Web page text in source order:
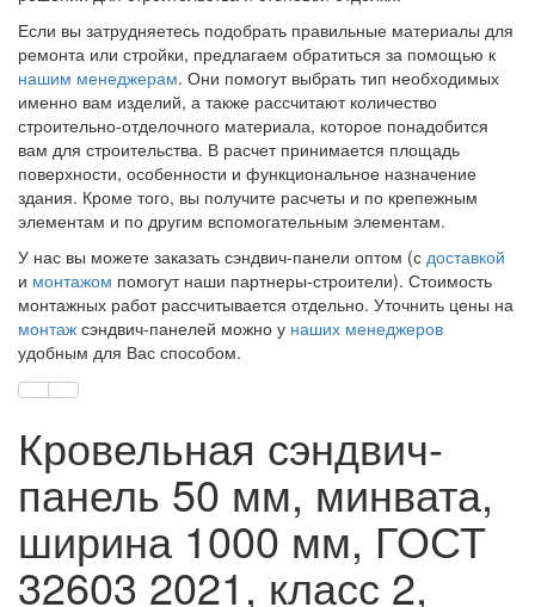
Если вы затрудняетесь подобрать правильные материалы для
ремонта или стройки, предлагаем обратиться за помощью к
нашим менеджерам. Они помогут выбрать тип необходимых
именно вам изделий, а также рассчитают количество
строительно-отделочного материала, которое понадобится
вам для строительства. В расчет принимается площадь
поверхности, особенности и функциональное назначение
здания. Кроме того, вы получите расчеты и по крепежным
элементам и по другим вспомогательным элементам.
У нас вы можете заказать сэндвич-панели оптом (с доставкой
и монтажом помогут наши партнеры-строители). Стоимость
монтажных работ рассчитывается отдельно. Уточнить цены на
монтаж сэндвич-панелей можно у наших менеджеров
удобным для Вас способом.
Кровельная сэндвич-
панель 50 мм, минвата,
ширина 1000 мм, ГОСТ
32603 2021, класс 2,